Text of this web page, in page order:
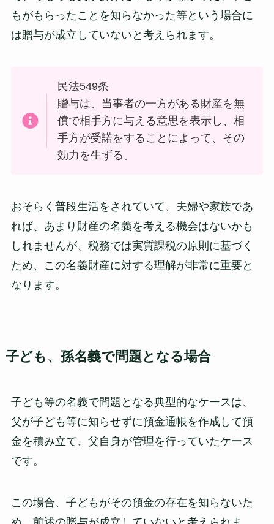
もがもらったことを知らなかった等という場合に
は贈与が成立していないと考えられます。
民法549条
贈与は、当事者の一方がある財産を無
償で相手方に与える意思を表示し、相
手方が受諾をすることによって、その
効力を生ずる。
おそらく普段生活をされていて、夫婦や家族であ
れば、あまり財産の名義を考える機会はないかも
しれませんが、税務では実質課税の原則に基づく
ため、この名義財産に対する理解が非常に重要と
なります。
子ども、孫名義で問題となる場合
子ども等の名義で問題となる典型的なケースは、
父が子ども等に知らせずに預金通帳を作成して預
金を積み立て、父自身が管理を行っていたケース
です。
この場合、子どもがその預金の存在を知らないた